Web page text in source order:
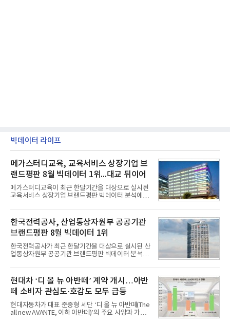
빅데이터 라이프
메가스터디교육, 교육서비스 상장기업 브
랜드평판 8월 빅데이터 1위...대교 뒤이어
메가스터디교육이 최근 한달기간을 대상으로 실시된
교육서비스 상장기업 브랜드평판 빅데이터 분석에서
일 한국기업평판연구소(소장 구창환)는 국내 교육서
비스 상장기업 브랜드를 대상으로 지난 7월 7일부터
8월 7일까지 수집된 소비자 빅데이터 10,074,233건
을 분석한 결과, 메가스터디교육이 브랜드평판지수
1,710,926을 기록하며 8월 1위에 올랐다고 밝혔다.
분석에 활용된 빅데이터는 지난 7월(9,491,206건) 대
비 6.14% 증가한 수치로, 교육서비스 상장기업 브랜
디교육, 대교, 디지
한국전력공사, 산업통상자원부 공공기관
브랜드평판 8월 빅데이터 1위
한국전력공사가 최근 한달기간을 대상으로 실시된 산
업통상자원부 공공기관 브랜드평판 빅데이터 분석에
이 순으로 뒤를 이었다.7일 한국기업평판연구소(소장
구창환)는 산업통상자원부 공공기관 41개 브랜드를
대상으로 지난 7월 7일부터 8월 7일까지 수집된 소비
자 빅데이터 91,102,549건을 분석한 결과, 한국전력
공사가 브랜드평판지수 10,670,633을 기록하며 8월
1위에 올랐다고 밝혔다. 분석에 활용된 빅데이터는 지
난 7월(88,893,823건) 대비 2.48% 증가한 수치다.연
현대차 ‘디 올 뉴 아반떼’ 계약 개시…아반
떼 소비자 관심도·호감도 모두 급등
현대자동차가 대표 준중형 세단 ‘디 올 뉴 아반떼(The
all new AVANTE, 이하 아반떼)’의 주요 사양과 가격